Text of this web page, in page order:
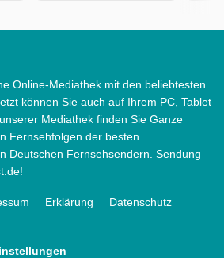
Online-Mediathek mit den beliebtesten
können Sie auch auf Ihrem PC, Tablet
Mediathek finden Sie Ganze
Fernsehfolgen der besten
Deutschen Fernsehsendern. Sendung
Erklärung
Datenschutz